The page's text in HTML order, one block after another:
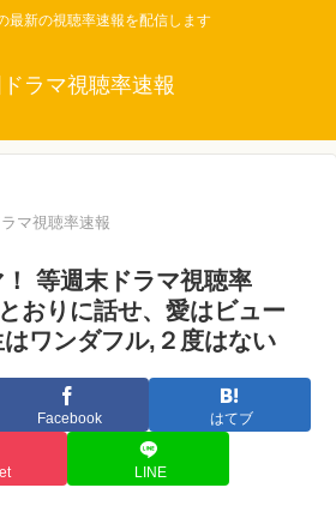
最新の視聴率速報を配信します
ラマ視聴率速報
マ視聴率速報
等週末ドラマ視聴率
おりに話せ、愛はビュー
ワンダフル,２度はない
Facebook はてブ
LINE